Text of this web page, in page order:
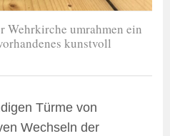
Wehrkirche umrahmen ein
kunstvoll
Türme von
Wechseln der